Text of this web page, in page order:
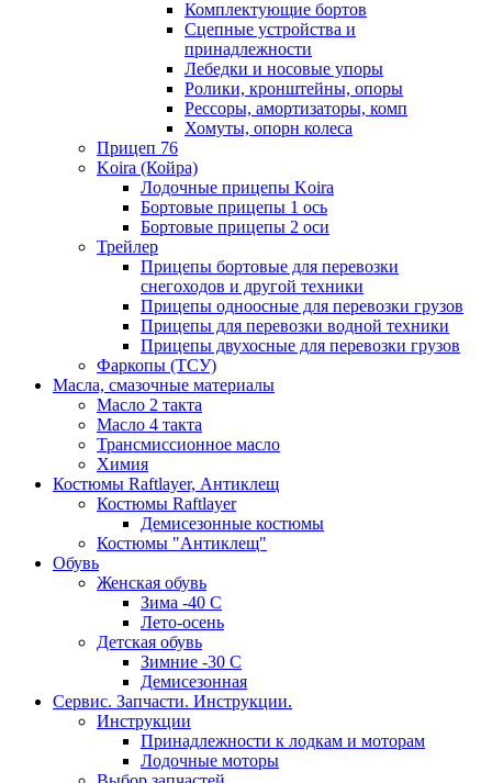
Комплектующие бортов
Сцепные устройства и
принадлежности
Лебедки и носовые упоры
Ролики, кронштейны, опоры
Рессоры, амортизаторы, комп
Хомуты, опорн колеса
Прицеп 76
Koira (Койра)
Лодочные прицепы Koira
Бортовые прицепы 1 ось
Бортовые прицепы 2 оси
Трейлер
Прицепы бортовые для перевозки
снегоходов и другой техники
Прицепы одноосные для перевозки грузов
Прицепы для перевозки водной техники
Прицепы двухосные для перевозки грузов
Фаркопы (ТСУ)
Масла, смазочные материалы
Масло 2 такта
Масло 4 такта
Трансмиссионное масло
Химия
Костюмы Raftlayer, Антиклещ
Костюмы Raftlayer
Демисезонные костюмы
Костюмы "Антиклещ"
Обувь
Женская обувь
Зима -40 С
Лето-осень
Детская обувь
Зимние -30 С
Демисезонная
Сервис. Запчасти. Инструкции.
Инструкции
Принадлежности к лодкам и моторам
Лодочные моторы